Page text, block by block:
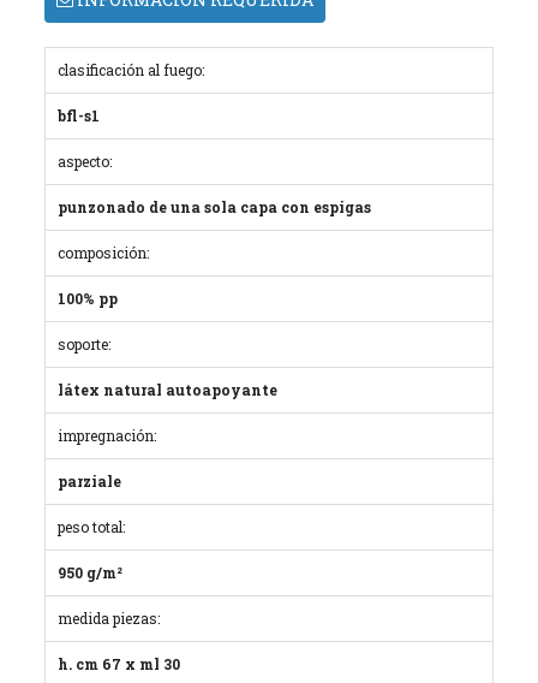
clasificación al fuego:
bfl-s1
aspecto:
punzonado de una sola capa con espigas
composición:
100% pp
soporte:
látex natural autoapoyante
impregnación:
parziale
peso total:
950 g/m²
medida piezas:
h. cm 67 x ml 30